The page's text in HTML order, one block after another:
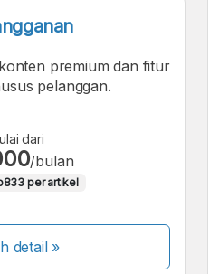
premium dan fitur
pelanggan.
dari
/bulan
per artikel
detail »